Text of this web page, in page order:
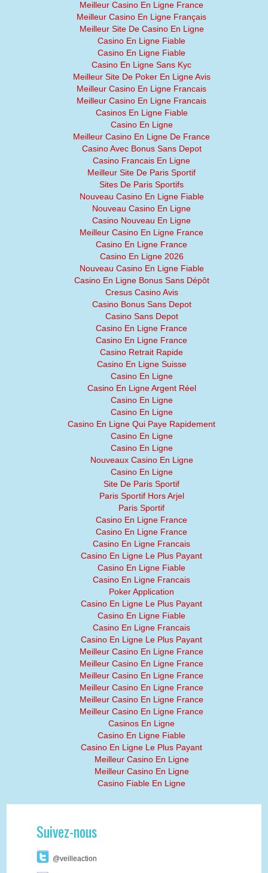
Meilleur Casino En Ligne France
Meilleur Casino En Ligne Français
Meilleur Site De Casino En Ligne
Casino En Ligne Fiable
Casino En Ligne Fiable
Casino En Ligne Sans Kyc
Meilleur Site De Poker En Ligne Avis
Meilleur Casino En Ligne Francais
Meilleur Casino En Ligne Francais
Casinos En Ligne Fiable
Casino En Ligne
Meilleur Casino En Ligne De France
Casino Avec Bonus Sans Depot
Casino Francais En Ligne
Meilleur Site De Paris Sportif
Sites De Paris Sportifs
Nouveau Casino En Ligne Fiable
Nouveau Casino En Ligne
Casino Nouveau En Ligne
Meilleur Casino En Ligne France
Casino En Ligne France
Casino En Ligne 2026
Nouveau Casino En Ligne Fiable
Casino En Ligne Bonus Sans Dépôt
Cresus Casino Avis
Casino Bonus Sans Depot
Casino Sans Depot
Casino En Ligne France
Casino En Ligne France
Casino Retrait Rapide
Casino En Ligne Suisse
Casino En Ligne
Casino En Ligne Argent Réel
Casino En Ligne
Casino En Ligne
Casino En Ligne Qui Paye Rapidement
Casino En Ligne
Casino En Ligne
Nouveaux Casino En Ligne
Casino En Ligne
Site De Paris Sportif
Paris Sportif Hors Arjel
Paris Sportif
Casino En Ligne France
Casino En Ligne France
Casino En Ligne Francais
Casino En Ligne Le Plus Payant
Casino En Ligne Fiable
Casino En Ligne Francais
Poker Application
Casino En Ligne Le Plus Payant
Casino En Ligne Fiable
Casino En Ligne Francais
Casino En Ligne Le Plus Payant
Meilleur Casino En Ligne France
Meilleur Casino En Ligne France
Meilleur Casino En Ligne France
Meilleur Casino En Ligne France
Meilleur Casino En Ligne France
Meilleur Casino En Ligne France
Casinos En Ligne
Casino En Ligne Fiable
Casino En Ligne Le Plus Payant
Meilleur Casino En Ligne
Meilleur Casino En Ligne
Casino Fiable En Ligne
Suivez-nous
@veilleaction